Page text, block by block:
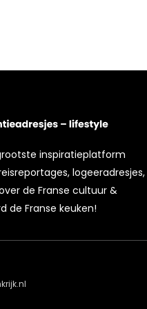
inspiratieplatform
logeeradresjes,
de Franse cultuur &
de Franse keuken!